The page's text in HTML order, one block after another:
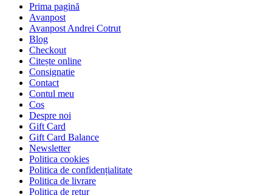
Prima pagină
Avanpost
Avanpost Andrei Cotrut
Blog
Checkout
Citește online
Consignatie
Contact
Contul meu
Cos
Despre noi
Gift Card
Gift Card Balance
Newsletter
Politica cookies
Politica de confidențialitate
Politica de livrare
Politica de retur